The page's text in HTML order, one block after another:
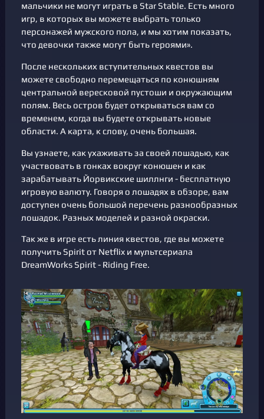
мальчики не могут играть в Star Stable. Есть много
игр, в которых вы можете выбрать только
персонажей мужского пола, и мы хотим показать,
что девочки также могут быть героями».
После нескольких вступительных квестов вы
можете свободно перемещаться по конюшням
центральной вересковой пустоши и окружающим
полям. Весь остров будет открываться вам со
временем, когда вы будете открывать новые
области. А карта, к слову, очень большая.
Вы узнаете, как ухаживать за своей лошадью, как
участвовать в гонках вокруг конюшен и как
зарабатывать Йорвикские шиллнги - бесплатную
игровую валюту. Говоря о лошадях в обзоре, вам
доступен очень большой перечень разнообразных
лошадок. Разных моделей и разной окраски.
Так же в игре есть линия квестов, где вы можете
получить Spirit от Netflix и мультсериала
DreamWorks Spirit - Riding Free.